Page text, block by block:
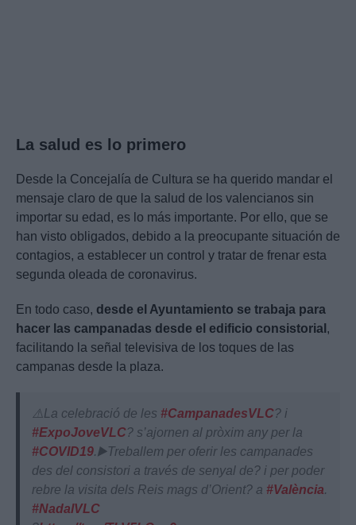
La salud es lo primero
Desde la Concejalía de Cultura se ha querido mandar el
mensaje claro de que la salud de los valencianos sin
importar su edad, es lo más importante. Por ello, que se
han visto obligados, debido a la preocupante situación de
contagios, a establecer un control y tratar de frenar esta
segunda oleada de coronavirus.
En todo caso, desde el Ayuntamiento se trabaja para
hacer las campanadas desde el edificio consistorial ,
facilitando la señal televisiva de los toques de las
campanas desde la plaza.
⚠️La celebració de les #CampanadesVLC? i
#ExpoJoveVLC? s’ajornen al pròxim any per la
#COVID19.▶️Treballem per oferir les campanades
des del consistori a través de senyal de? i per poder
rebre la visita dels Reis mags d’Orient? a #València.
#NadalVLC